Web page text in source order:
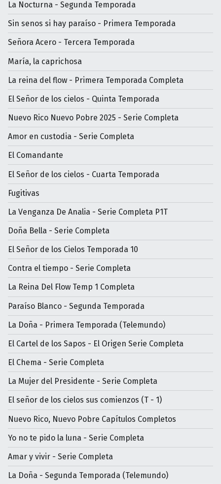
La Nocturna - Segunda Temporada
Sin senos si hay paraíso - Primera Temporada
Señora Acero - Tercera Temporada
María, la caprichosa
La reina del flow - Primera Temporada Completa
El Señor de los cielos - Quinta Temporada
Nuevo Rico Nuevo Pobre 2025 - Serie Completa
Amor en custodia - Serie Completa
El Comandante
El Señor de los cielos - Cuarta Temporada
Fugitivas
La Venganza De Analia - Serie Completa P1T
Doña Bella - Serie Completa
El Señor de los Cielos Temporada 10
Contra el tiempo - Serie Completa
La Reina Del Flow Temp 1 Completa
Paraíso Blanco - Segunda Temporada
La Doña - Primera Temporada (Telemundo)
El Cartel de los Sapos - El Origen Serie Completa
El Chema - Serie Completa
La Mujer del Presidente - Serie Completa
El señor de los cielos sus comienzos (T - 1)
Nuevo Rico, Nuevo Pobre Capítulos Completos
Yo no te pido la luna - Serie Completa
Amar y vivir - Serie Completa
La Doña - Segunda Temporada (Telemundo)